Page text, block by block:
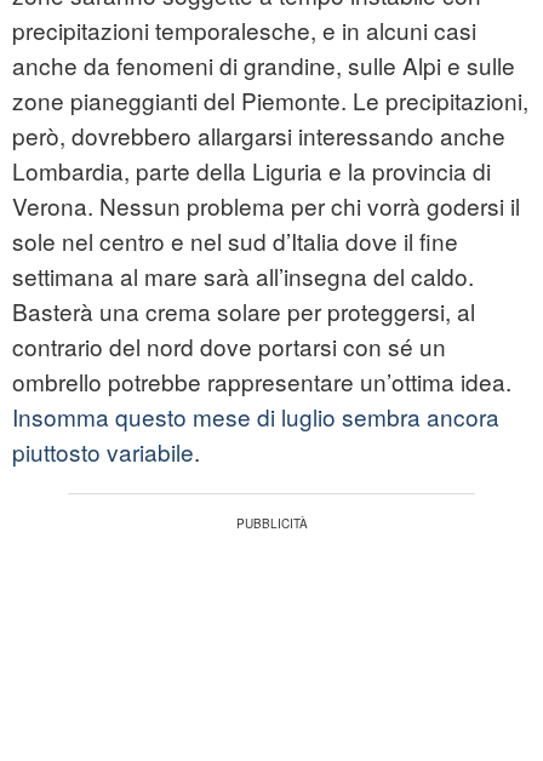
precipitazioni temporalesche, e in alcuni casi
anche da fenomeni di grandine, sulle Alpi e sulle
zone pianeggianti del Piemonte. Le precipitazioni,
però, dovrebbero allargarsi interessando anche
Lombardia, parte della Liguria e la provincia di
Verona. Nessun problema per chi vorrà godersi il
sole nel centro e nel sud d’Italia dove il fine
settimana al mare sarà all’insegna del caldo.
Basterà una crema solare per proteggersi, al
contrario del nord dove portarsi con sé un
ombrello potrebbe rappresentare un’ottima idea.
Insomma questo mese di luglio sembra ancora
piuttosto variabile.